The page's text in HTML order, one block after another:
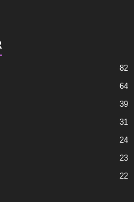
82
64
39
31
24
23
22